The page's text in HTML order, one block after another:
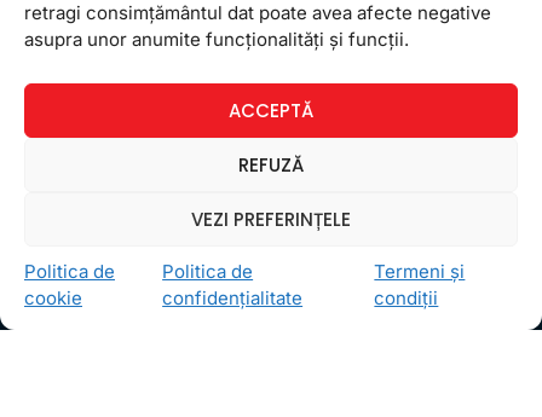
retragi consimțământul dat poate avea afecte negative
asupra unor anumite funcționalități și funcții.
ACCEPTĂ
REFUZĂ
VEZI PREFERINȚELE
Politica de
cookie
Politica de
confidențialitate
Termeni și
condiții
Ceea ce ne ghidează pe toţi cei din echipa FollowMe
este motto-ulÎnvaţă zâmbind . Vrem să realizăm asta
FollowMe Vitan
Informații Utile